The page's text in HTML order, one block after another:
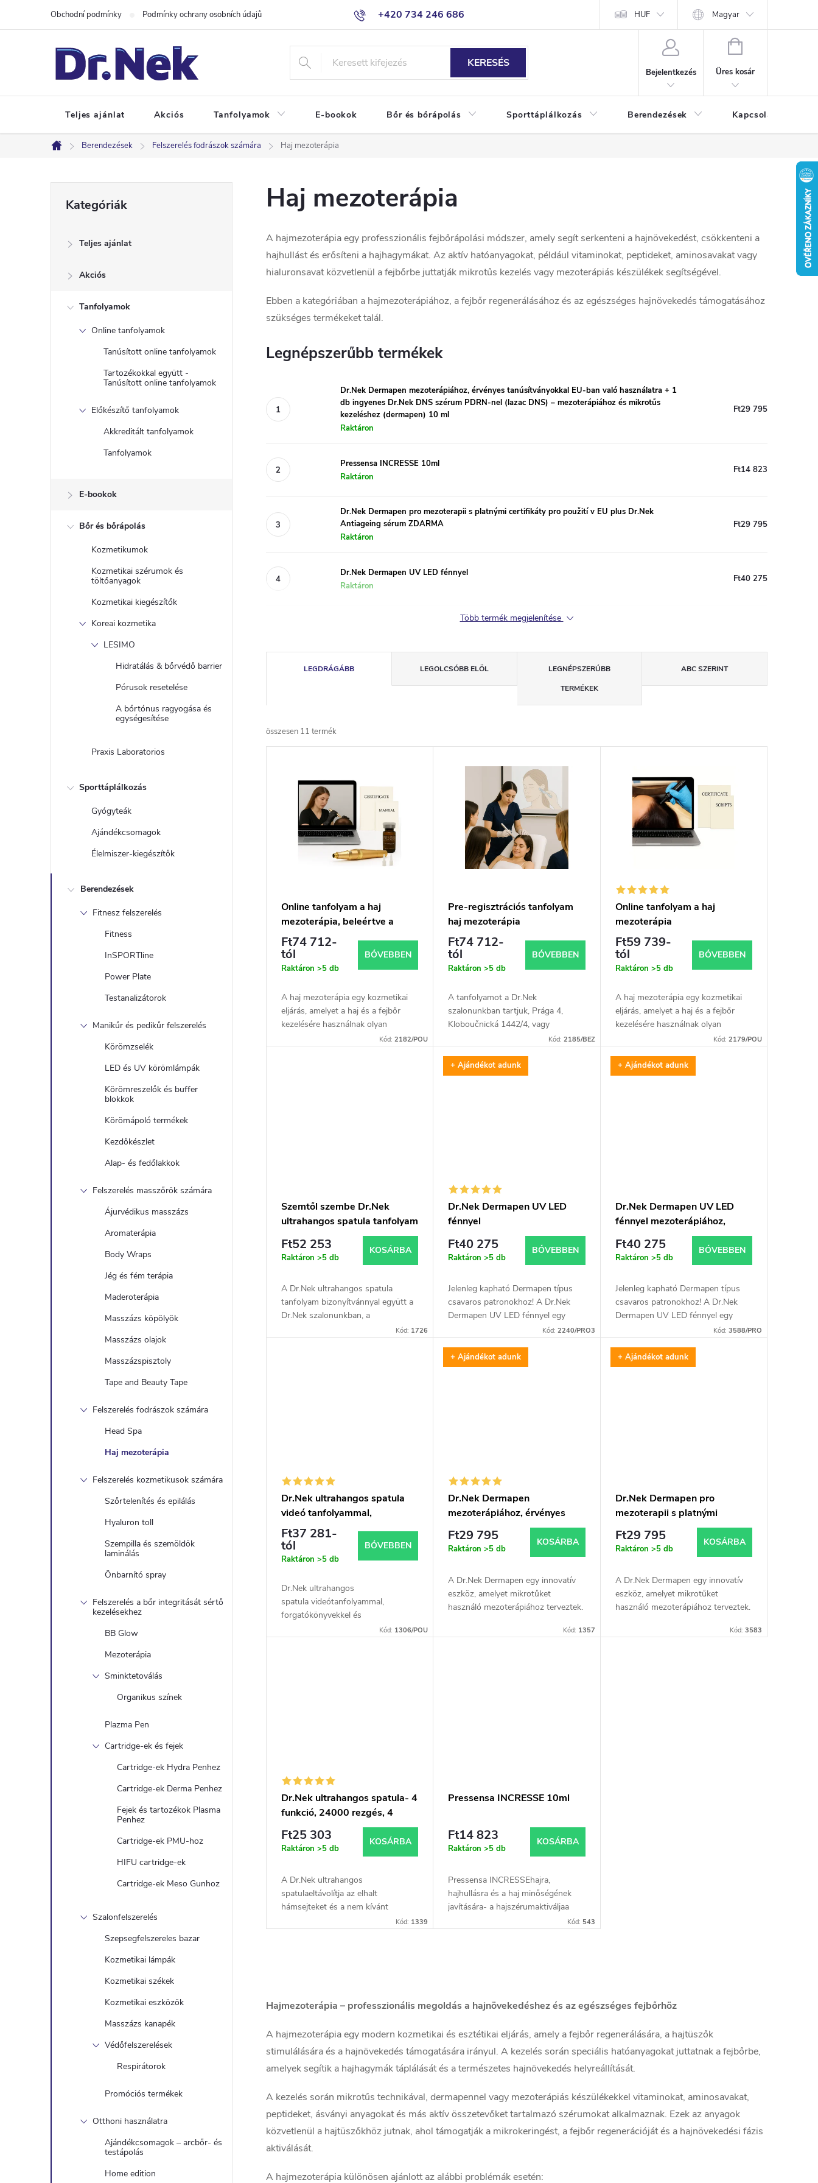
+420 734 246 686
Obchodní podmínky Podmínky ochrany osobních údajů HUF Magyar
KERESÉS
Bejelentkezés
KOSÁR
Üres kosár
Teljes ajánlat Akciós Tanfolyamok E-bookok Bőr és bőrápolás Sporttáplálkozás Berendezések Kapcsolat
Kezdőlap
Berendezések Felszerelés fodrászok számára Haj mezoterápia
O
átugrása
Kategóriák
Teljes ajánlat
Akciós
Tanfolyamok
Online tanfolyamok
Tanúsított online tanfolyamok
Tartozékokkal együtt -
Tanúsított online tanfolyamok
Előkészítő tanfolyamok
Akkreditált tanfolyamok
Tanfolyamok
E-bookok
Bőr és bőrápolás
Kozmetikumok
Kozmetikai szérumok és
töltőanyagok
Kozmetikai kiegészítők
Koreai kozmetika
LESIMO
Hidratálás & bőrvédő barrier
Pórusok resetelése
A bőrtónus ragyogása és
egységesítése
Praxis Laboratorios
Sporttáplálkozás
Gyógyteák
Ajándékcsomagok
Élelmiszer-kiegészítők
Berendezések
Fitnesz felszerelés
Fitness
InSPORTline
Power Plate
Testanalizátorok
Manikűr és pedikűr felszerelés
Körömzselék
LED és UV körömlámpák
Körömreszelők és buffer
blokkok
Körömápoló termékek
Kezdőkészlet
Alap- és fedőlakkok
Felszerelés masszőrök számára
Ájurvédikus masszázs
Aromaterápia
Body Wraps
Jég és fém terápia
Maderoterápia
Masszázs köpölyök
Masszázs olajok
Masszázspisztoly
Tape and Beauty Tape
Felszerelés fodrászok számára
Head Spa
Haj mezoterápia
Felszerelés kozmetikusok számára
Szőrtelenítés és epilálás
Hyaluron toll
Szempilla és szemöldök
laminálás
Önbarnító spray
Felszerelés a bőr integritását sértő
kezelésekhez
BB Glow
Mezoterápia
Sminktetoválás
Organikus színek
Plazma Pen
Cartridge-ek és fejek
Cartridge-ek Hydra Penhez
Cartridge-ek Derma Penhez
Fejek és tartozékok Plasma
Penhez
Cartridge-ek PMU-hoz
HIFU cartridge-ek
Cartridge-ek Meso Gunhoz
Szalonfelszerelés
Szepsegfelszereles bazar
Kozmetikai lámpák
Kozmetikai székek
Kozmetikai eszközök
Masszázs kanapék
Védőfelszerelések
Respirátorok
Promóciós termékek
Otthoni használatra
Ajándékcsomagok – arcbőr- és
testápolás
Home edition
Haj mezoterápia
A hajmezoterápia egy professzionális fejbőrápolási módszer, amely segít serkenteni a hajnövekedést, csökkenteni a
hajhullást és erősíteni a hajhagymákat. Az aktív hatóanyagokat, például vitaminokat, peptideket, aminosavakat vagy
hialuronsavat közvetlenül a fejbőrbe juttatják mikrotűs kezelés vagy mezoterápiás készülékek segítségével.
Ebben a kategóriában a hajmezoterápiához, a fejbőr regenerálásához és az egészséges hajnövekedés támogatásához
szükséges termékeket talál.
Legnépszerűbb termékek
Dr.Nek Dermapen mezoterápiához, érvényes tanúsítványokkal EU-ban való használatra + 1
db ingyenes Dr.Nek DNS szérum PDRN-nel (lazac DNS) – mezoterápiához és mikrotűs
kezeléshez (dermapen) 10 ml
Raktáron
Ft29 795
Pressensa INCRESSE 10ml
Raktáron
Ft14 823
Dr.Nek Dermapen pro mezoterapii s platnými certifikáty pro použití v EU plus Dr.Nek
Antiageing sérum ZDARMA
Raktáron
Ft29 795
Dr.Nek Dermapen UV LED fénnyel
Raktáron
Ft40 275
Több termék megjelenítése
e
r
m
LEGDRÁGÁBB LEGOLCSÓBB ELÖL
LEGNÉPSZERŰBB
TERMÉKEK
ABC SZERINT
összesen 11 termék
Online tanfolyam a haj
mezoterápia, beleértve a
tartozékokat
Ft74 712-
tól
Raktáron >5 db
BŐVEBBEN
A haj mezoterápia egy kozmetikai
eljárás, amelyet a haj és a fejbőr
kezelésére használnak olyan
kezelések esetén, mint a hajhullás
Kód:2182/POU
Pre-regisztrációs tanfolyam
haj mezoterápia
Ft74 712-
tól
Raktáron>5 db
BŐVEBBEN
A tanfolyamot a Dr.Nek
szalonunkban tartjuk, Prága 4,
Kloboučnická 1442/4, vagy
után felvesszük Önnel a
kapcsolatot...
Kód: 2185/BEZ
Online tanfolyam a haj
mezoterápia
Ft59 739-
tól
Raktáron >5 db
BŐVEBBEN
A haj mezoterápia egy kozmetikai
eljárás, amelyet a haj és a fejbőr
kezelésére használnak olyan
kezelések esetén, mint a hajhullás
a módszernél...
Kód: 2179/POU
Szemtől szembe Dr.Nek
ultrahangos spatula tanfolyam
Ft52 253
Raktáron >5 db
KOSÁRBA
A Dr.Nek ultrahangos spatula
tanfolyam bizonyítvánnyal együtt a
Dr.Nek szalonunkban, a
Kloboučnická 4, Prága 4. szám alatt
Kód: 1726
+ Ajándékot adunk
Dr.Nek Dermapen UV LED
fénnyel
Ft40 275
Raktáron>5 db
BŐVEBBEN
Jelenleg kapható Dermapen típus
csavaros patronokhoz! A Dr.Nek
Dermapen UV LED fénnyel egy
innovatív eszköz, amelyet
mezoterápiához terveztek, amely...
Kód: 2240/PRO3
+ Ajándékot adunk
Dr.Nek Dermapen UV LED
fénnyel mezoterápiához,
érvényes EU tanúsítványokkal
+ 1 db ingyenes Dr.Nek DNS
szérum PDRN-nel (lazac DNS)
kezeléshez (dermapen) 10 ml
Ft40 275
Raktáron >5 db
BŐVEBBEN
Jelenleg kapható Dermapen típus
csavaros patronokhoz! A Dr.Nek
Dermapen UV LED fénnyel egy
mezoterápiához terveztek, amely...
Kód: 3588/PRO
Dr.Nek ultrahangos spatula
videó tanfolyammal,
szkriptekkel, tanúsítvánnyal
és 3% HA szérummal
Ft37 281-
tól
Raktáron >5 db
BŐVEBBEN
Dr.Nek ultrahangos
spatula videótanfolyammal,
forgatókönyvekkel és
bizonyítvánnyal, valamint Dr.Nek
Kód: 1306/POU
+ Ajándékot adunk
Dr.Nek Dermapen
mezoterápiához, érvényes
tanúsítványokkal EU-ban való
használatra + 1 db ingyenes
Dr.Nek DNS szérum PDRN-
mezoterápiához és mikrotűs
kezeléshez (dermapen) 10 ml
Ft29 795
Raktáron>5 db
KOSÁRBA
A Dr.Nek Dermapen egy innovatív
eszköz, amelyet mikrotűket
használó mezoterápiához terveztek.
ráncokat, elszíneződéseket, hegeket
Kód: 1357
+ Ajándékot adunk
Dr.Nek Dermapen pro
mezoterapii s platnými
certifikáty pro použití v EU
plus Dr.Nek Antiageing sérum
Ft29 795
Raktáron >5 db
KOSÁRBA
A Dr.Nek Dermapen egy innovatív
eszköz, amelyet mikrotűket
használó mezoterápiához terveztek.
ráncokat, elszíneződéseket, hegeket
Kód: 3583
Dr.Nek ultrahangos spatula- 4
funkció, 24000 rezgés, 4
program
Ft25 303
Raktáron >5 db
KOSÁRBA
A Dr.Nek ultrahangos
spatulaeltávolítja az elhalt
hámsejteket és a nem kívánt
maradványokat, és a bőr pórusainak
Kód: 1339
Pressensa INCRESSE 10ml
Ft14 823
Raktáron>5 db
KOSÁRBA
Pressensa INCRESSEhajra,
hajhullásra és a haj minőségének
javítására- a hajszérumaktiváljaa
Kód: 543
i
t
a
i
r
á
n
Hajmezoterápia – professzionális megoldás a hajnövekedéshez és az egészséges fejbőrhöz
A hajmezoterápia egy modern kozmetikai és esztétikai eljárás, amely a fejbőr regenerálására, a hajtüszők
stimulálására és a hajnövekedés támogatására irányul. A kezelés során speciális hatóanyagokat juttatnak a fejbőrbe,
amelyek segítik a hajhagymák táplálását és a természetes hajnövekedés helyreállítását.
A kezelés során mikrotűs technikával, dermapennel vagy mezoterápiás készülékekkel vitaminokat, aminosavakat,
peptideket, ásványi anyagokat és más aktív összetevőket tartalmazó szérumokat alkalmaznak. Ezek az anyagok
közvetlenül a hajtüszőkhöz jutnak, ahol támogatják a mikrokeringést, a fejbőr regenerációját és a hajnövekedési fázis
aktiválását.
A hajmezoterápia különösen ajánlott az alábbi problémák esetén: